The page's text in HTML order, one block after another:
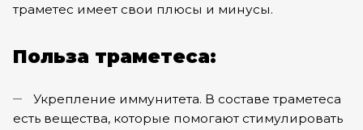
траметес имеет свои плюсы и минусы.
Польза траметеса:
Укрепление иммунитета. В составе траметеса
есть вещества, которые помогают стимулировать